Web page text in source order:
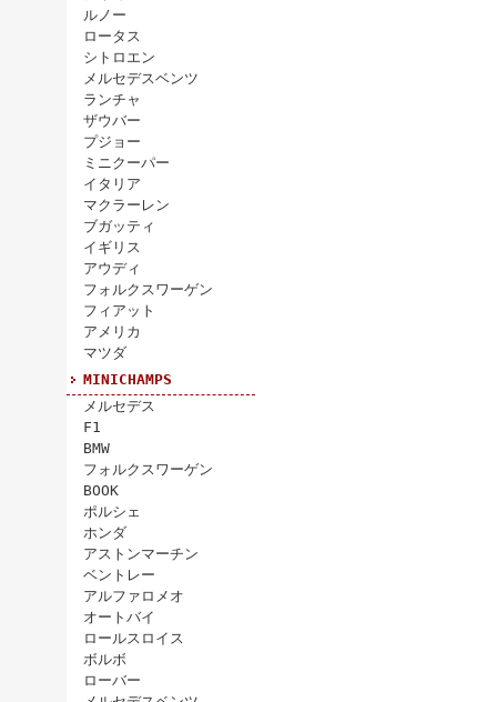
ルノー
ロータス
シトロエン
メルセデスベンツ
ランチャ
ザウバー
プジョー
ミニクーパー
イタリア
マクラーレン
ブガッティ
イギリス
アウディ
フォルクスワーゲン
フィアット
アメリカ
マツダ
MINICHAMPS
メルセデス
F1
BMW
フォルクスワーゲン
BOOK
ポルシェ
ホンダ
アストンマーチン
ベントレー
アルファロメオ
オートバイ
ロールスロイス
ボルボ
ローバー